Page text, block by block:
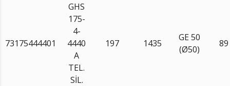
73175444401
GHS
175-
4-
4440
A
TEL.
SİL.
197 1435
GE 50
(Ø50)
89